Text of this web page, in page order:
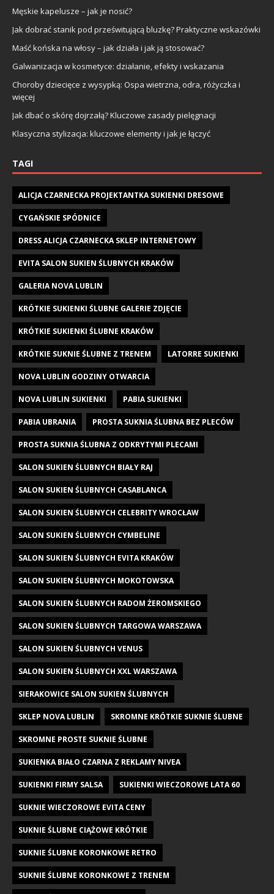
Męskie kapelusze – jak je nosić?
Jak dobrać stanik pod prześwitującą bluzkę? Praktyczne wskazówki
Maść końska na włosy – jak działa i jak ją stosować?
Galwanizacja w kosmetyce: działanie, efekty i wskazania
Choroby dziecięce z wysypką: Ospa wietrzna, odra, różyczka i
więcej
Jak dbać o skórę dojrzałą? Kluczowe zasady pielęgnacji
Klasyczna stylizacja: kluczowe elementy i jak je łączyć
TAGI
ALICJA CZARNECKA PROJEKTANTKA SUKIENKI DRESOWE
CYGAŃSKIE SPÓDNICE
DRESS ALICJA CZARNECKA SKLEP INTERNETOWY
EVITA SALON SUKIEN ŚLUBNYCH KRAKÓW
GALERIA NOVA LUBLIN
KRÓTKIE SUKIENKI ŚLUBNE GALERIE ZDJĘCIE
KRÓTKIE SUKIENKI ŚLUBNE KRAKÓW
KRÓTKIE SUKNIE ŚLUBNE Z TRENEM LATORRE SUKIENKI
NOVA LUBLIN GODZINY OTWARCIA
NOVA LUBLIN SUKIENKI PABIA SUKIENKI
PABIA UBRANIA PROSTA SUKNIA ŚLUBNA BEZ PLECÓW
PROSTA SUKNIA ŚLUBNA Z ODKRYTYMI PLECAMI
SALON SUKIEN ŚLUBNYCH BIAŁY RAJ
SALON SUKIEN ŚLUBNYCH CASABLANCA
SALON SUKIEN ŚLUBNYCH CELEBRITY WROCŁAW
SALON SUKIEN ŚLUBNYCH CYMBELINE
SALON SUKIEN ŚLUBNYCH EVITA KRAKÓW
SALON SUKIEN ŚLUBNYCH MOKOTOWSKA
SALON SUKIEN ŚLUBNYCH RADOM ŻEROMSKIEGO
SALON SUKIEN ŚLUBNYCH TARGOWA WARSZAWA
SALON SUKIEN ŚLUBNYCH VENUS
SALON SUKIEN ŚLUBNYCH XXL WARSZAWA
SIERAKOWICE SALON SUKIEN ŚLUBNYCH
SKLEP NOVA LUBLIN SKROMNE KRÓTKIE SUKNIE ŚLUBNE
SKROMNE PROSTE SUKNIE ŚLUBNE
SUKIENKA BIAŁO CZARNA Z REKLAMY NIVEA
SUKIENKI FIRMY SALSA SUKIENKI WIECZOROWE LATA 60
SUKNIE WIECZOROWE EVITA CENY
SUKNIE ŚLUBNE CIĄŻOWE KRÓTKIE
SUKNIE ŚLUBNE KORONKOWE RETRO
SUKNIE ŚLUBNE KORONKOWE Z TRENEM